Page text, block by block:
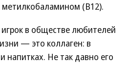
(В12).
в обществе любителей
— это коллаген: в
напитках. Не так давно его